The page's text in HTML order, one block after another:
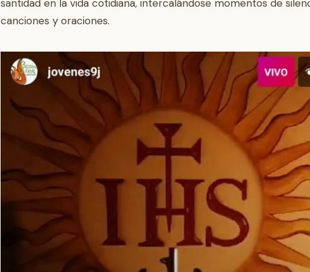
santidad en la vida cotidiana, intercalándose momentos de
canciones y oraciones.